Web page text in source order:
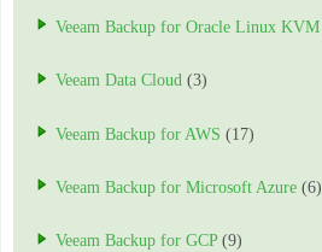
Veeam Backup for Oracle Linux KVM
Veeam Data Cloud (3)
Veeam Backup for AWS (17)
Veeam Backup for Microsoft Azure (6)
Veeam Backup for GCP(9)